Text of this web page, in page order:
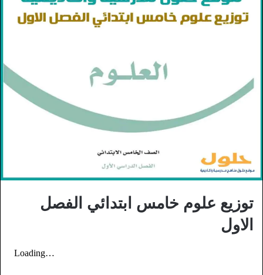
توزيع علوم خامس ابتدائي الفصل
الاول